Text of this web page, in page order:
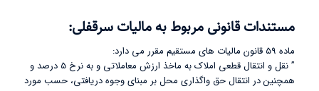
مستندات قانونی مربوط به مالیات سرقفلی:
ماده ۵۹ قانون مالیات های مستقیم مقرر می دارد:
” نقل و انتقال قطعی املاک به ماخذ ارزش معاملاتی و به نرخ ۵ درصد و
همچنین در انتقال حق واگذاری محل بر مبنای وجوه دریافتی، حسب مورد